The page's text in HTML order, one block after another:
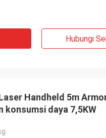
Hubungi
Handheld 5m
konsumsi daya 7,5KW